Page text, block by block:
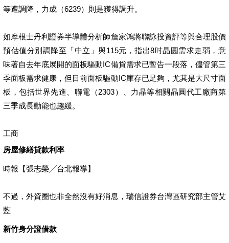
等遭調降，力成（6239）則是獲得調升。
如摩根士丹利證券半導體分析師詹家鴻將聯詠投資評等與合理股價
預估值分別調降至「中立」與115元，指出8吋晶圓需求走弱，意
味著自去年底展開的面板驅動IC備貨需求已暫告一段落，儘管第三
季面板需求健康，但目前面板驅動IC庫存已足夠，尤其是大尺寸面
板，包括世界先進、聯電（2303）、力晶等相關晶圓代工廠商第
三季成長動能也趨緩。
工商
房屋修繕貸款利率
時報【張志榮╱台北報導】
不過，外資圈也非全然沒有好消息，瑞信證券台灣區研究部主管艾
藍
新竹身分證借款